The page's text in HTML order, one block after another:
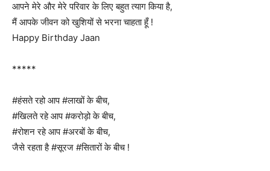
आपने मेरे और मेरे परिवार के लिए बहुत त्याग किया है,
मैं आपके जीवन को खुशियों से भरना चाहता हूँ !
Happy Birthday Jaan
*****
#हंसते रहो आप #लाखों के बीच,
#खिलते रहे आप #करोड़ो के बीच,
#रोशन रहे आप #अरबों के बीच,
जैसे रहता है #सूरज #सितारों के बीच !